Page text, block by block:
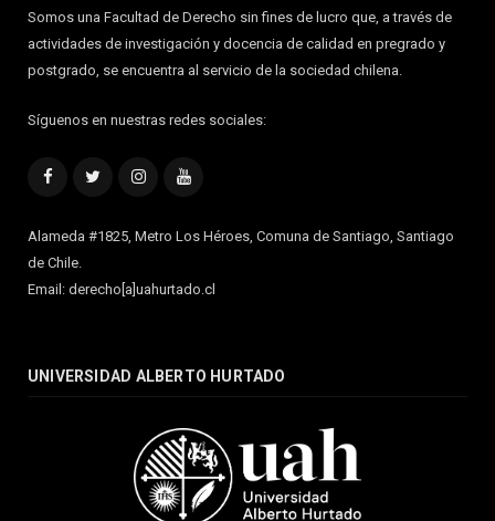
Somos una Facultad de Derecho sin fines de lucro que, a través de
actividades de investigación y docencia de calidad en pregrado y
postgrado, se encuentra al servicio de la sociedad chilena.
Síguenos en nuestras redes sociales:
FacebookTwitterInstagramYouTube
Alameda #1825, Metro Los Héroes, Comuna de Santiago, Santiago
de Chile.
Email: derecho[a]uahurtado.cl
UNIVERSIDAD ALBERTO HURTADO